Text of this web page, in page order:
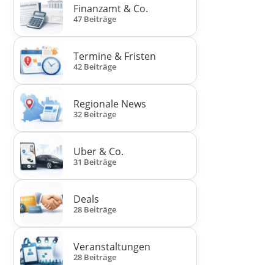
Finanzamt & Co.
47 Beiträge
Termine & Fristen
42 Beiträge
Regionale News
32 Beiträge
Uber & Co.
31 Beiträge
Deals
28 Beiträge
Veranstaltungen
28 Beiträge